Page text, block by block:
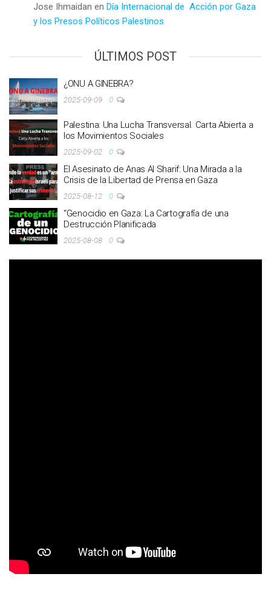
Jose Ihmaidan en Día Internacional de Acción por Gaza
y los Presos Políticos Palestinos
ÚLTIMOS POST
¿ONU A GINEBRA?
2025-09-09 0
Palestina: Una Lucha Transversal. Carta Abierta a
los Movimientos Sociales
2025-09-02 0
El Asesinato de Anas Al Sharif: Una Mirada a la
Crisis de la Libertad de Prensa en Gaza
2025-08-12 0
“Genocidio en Gaza: La Cartografía de una
Destrucción Planificada
2025-08-08 0